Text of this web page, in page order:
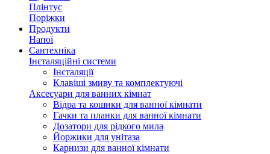
Плінтус
Поріжки
Продукти
Напої
Сантехніка
Інсталяційні системи
Інсталяції
Клавіші змиву та комплектуючі
Аксесуари для ванних кімнат
Відра та кошики для ванної кімнати
Гачки та планки для ванної кімнати
Дозатори для рідкого мила
Йоржики для унітаза
Карнизи для ванної кімнати